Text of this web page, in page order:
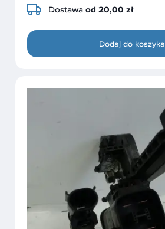
Dostawa od 20,00 zł
Dodaj do koszyka